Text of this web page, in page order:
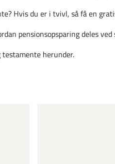
Hvis du er i tvivl, så få en
pensionsopsparing deles ved
testamente herunder.